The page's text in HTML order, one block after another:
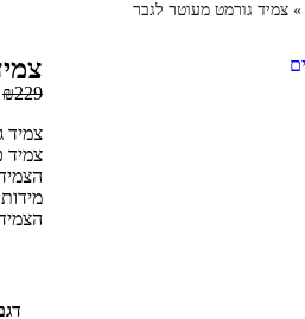
» צמיד גורמט מעוטר לגבר
₪229
צמיד
צמיד
מידות: עובי